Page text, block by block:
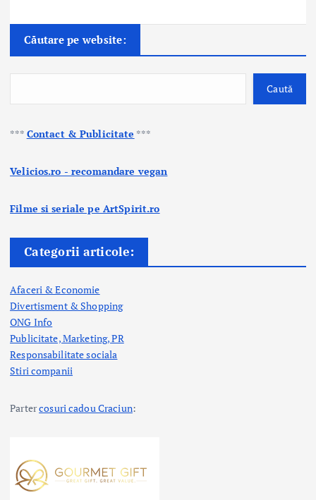
Căutare pe website:
Caută
*** Contact & Publicitate ***
Velicios.ro - recomandare vegan
Filme si seriale pe ArtSpirit.ro
Categorii articole:
Afaceri & Economie
Divertisment & Shopping
ONG Info
Publicitate, Marketing, PR
Responsabilitate sociala
Stiri companii
Partercosuri cadou Craciun: